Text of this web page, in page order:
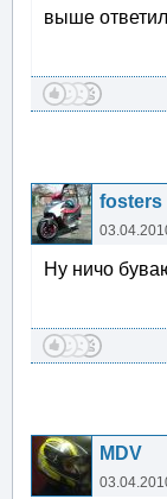
выше ответил
fosters
Ну ничо
MDV